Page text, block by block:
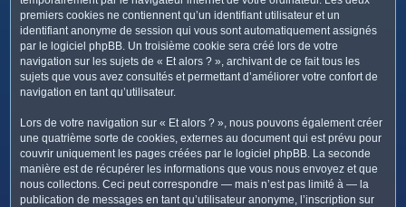
premiers cookies ne contiennent qu’un identifiant utilisateur et un
identifiant anonyme de session qui vous sont automatiquement assignés
par le logiciel phpBB. Un troisième cookie sera créé lors de votre
navigation sur les sujets de « Et alors ? », archivant de ce fait tous les
sujets que vous avez consultés et permettant d’améliorer votre confort de
navigation en tant qu’utilisateur.
Lors de votre navigation sur « Et alors ? », nous pouvons également créer
une quatrième sorte de cookies, externes au document qui est prévu pour
couvrir uniquement les pages créées par le logiciel phpBB. La seconde
manière est de récupérer les informations que vous nous envoyez et que
nous collectons. Ceci peut correspondre — mais n’est pas limité à — la
publication de messages en tant qu’utilisateur anonyme, l’inscription sur